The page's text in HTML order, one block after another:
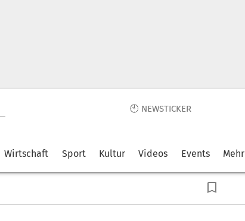
🕙 NEWSTICKER
Wirtschaft Sport Kultur Videos Events Mehr